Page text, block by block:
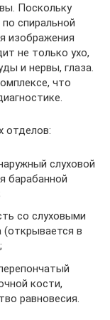
Поскольку
спиральной
изображения
не только ухо,
и нервы, глаза.
что
отделов:
слуховой
барабанной
со слуховыми
(открывается в
кости,
равновесия.